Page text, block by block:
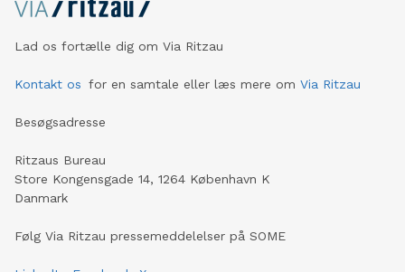
Lad os fortælle dig om Via Ritzau
Kontakt os for en samtale eller læs mere om Via Ritzau
Besøgsadresse
Ritzaus Bureau
Store Kongensgade 14, 1264 København K
Danmark
Følg Via Ritzau pressemeddelelser på SOME